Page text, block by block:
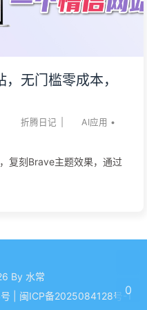
无门槛零成本，
折腾日记 AI应用 •
复刻Brave主题效果，通过
By 水常
闽ICP备2025084128号-1
0